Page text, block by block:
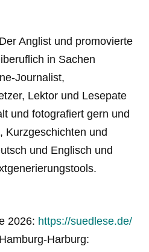
Der Anglist und promovierte
in Sachen
Journalist,
Lektor und Lesepate
und fotografiert gern und
Kurzgeschichten und
und Englisch und
2026: https://suedlese.de/
Harburg: